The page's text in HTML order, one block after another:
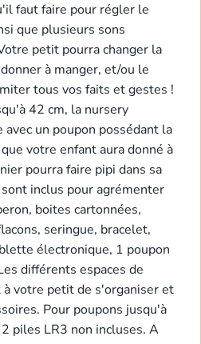
faut faire pour régler le
que plusieurs sons
petit pourra changer la
à manger, et/ou le
tous vos faits et gestes !
42 cm, la nursery
un poupon possédant la
votre enfant aura donné à
pourra faire pipi dans sa
inclus pour agrémenter
boites cartonnées,
seringue, bracelet,
électronique, 1 poupon
différents espaces de
votre petit de s'organiser et
Pour poupons jusqu'à
piles LR3 non incluses. A